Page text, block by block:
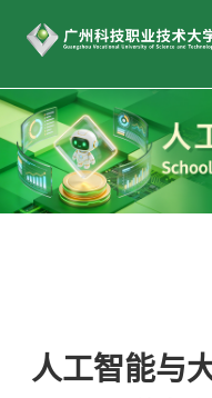
人工智能与